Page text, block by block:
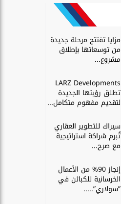
مزايا تفتتح مرحلة جديدة
من توسعاتها بإطلاق
مشروع...
LARZ Developments
تطلق رؤيتها الجديدة
لتقديم مفهوم متكامل...
سيراك للتطوير العقاري
تُبرم شراكة استراتيجية
مع صرح...
إنجاز 90% من الأعمال
الخرسانية للكبائن في
”سولاري”.....